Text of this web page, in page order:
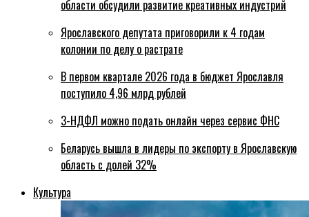
области обсудили развитие креативных индустрий
Ярославского депутата приговорили к 4 годам
колонии по делу о растрате
В первом квартале 2026 года в бюджет Ярославля
поступило 4,96 млрд рублей
3-НДФЛ можно подать онлайн через сервис ФНС
Беларусь вышла в лидеры по экспорту в Ярославскую
область с долей 32%
Культура